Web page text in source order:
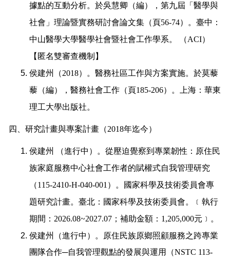
據點的互動分析。於吳慧卿（編），第九屆「醫學與
社會」理論暨實務研討會論文集（頁56-74）。臺中：
中山醫學大學醫學社會暨社會工作學系。
（ACI）
【匿名雙審查機制】
侯建州（2018）。醫務社區工作與方案實施。於莫藜
藜（編），醫務社會工作（頁185-206）。上海：華東
理工大學出版社。
四、研究計畫與專案計畫（2018年迄今）
侯建州
（進行中）。從壓迫覺察到專業韌性：原住民
族家庭服務中心社會工作者的賦權式自我管理研究
（115-2410-H-040-001 ）。國家科學及技術委員會專
題研究計畫。臺北：國家科學及技術委員會。﹝執行
期間： 2026.08~2027.07 ；補助金額： 1,205,000元﹞ 。
侯建州（進行中）。原住民族原鄉照顧服務之跨專業
團隊合作─自我管理觀點的發展與運用（NSTC 113-